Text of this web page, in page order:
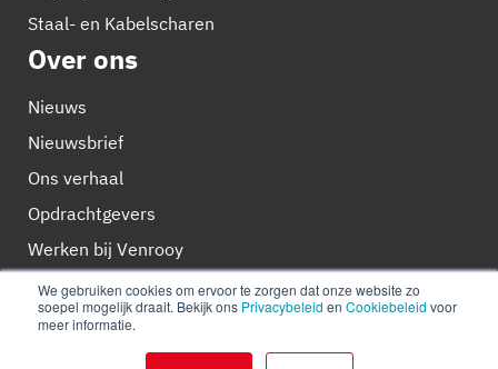
We gebruiken cookies om ervoor te zorgen dat onze website zo
soepel mogelijk draait. Bekijk ons Privacybeleid en Cookiebeleid voor
meer informatie.
Staal- en Kabelscharen
Over ons
Nieuws
Nieuwsbrief
Ons verhaal
Opdrachtgevers
Werken bij Venrooy
Venrooy Cable Equipment
Simon Homburgstraat 12